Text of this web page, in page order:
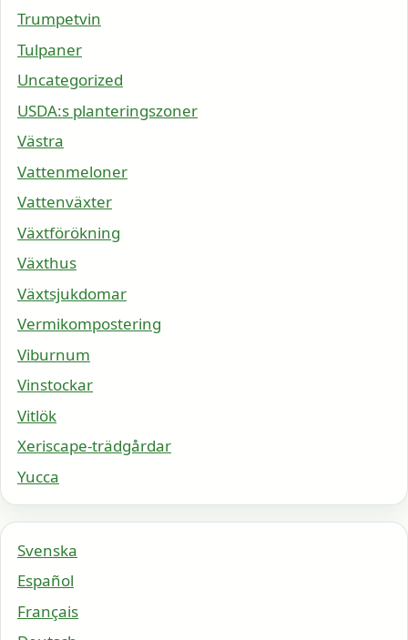
Trumpetvin
Tulpaner
Uncategorized
USDA:s planteringszoner
Västra
Vattenmeloner
Vattenväxter
Växtförökning
Växthus
Växtsjukdomar
Vermikompostering
Viburnum
Vinstockar
Vitlök
Xeriscape-trädgårdar
Yucca
Svenska
Español
Français